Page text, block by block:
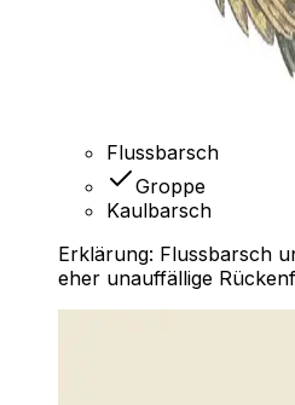
Flussbarsch
Groppe
Kaulbarsch
Erklärung: Flussbarsch
eher unauffällige